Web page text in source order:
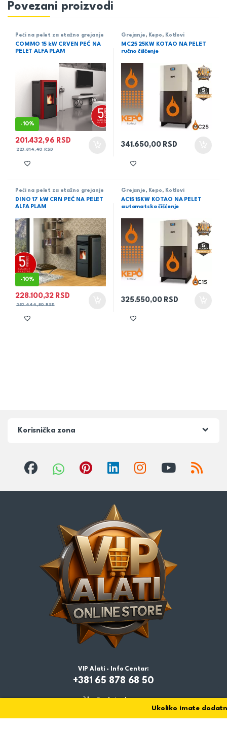
Dodaj u korpu
Povezani proizvodi
Peći na pelet za etažno grejanje
COMMO 15 kW CRVEN PEĆ NA
PELET ALFA PLAM
-10%
201.432,96 RSD
223.814,40RSD
Grejanje , Kepo , Kotlovi
MC25 25KW KOTAO NA PELET
ručno čišćenje
341.650,00 RSD
Peći na pelet za etažno grejanje
DINO 17 kW CRN PEĆ NA PELET
ALFA PLAM
-10%
228.100,32 RSD
253.444,80RSD
Grejanje , Kepo , Kotlovi
AC15 15KW KOTAO NA PELET
automatsko čišćenje
325.550,00 RSD
Korisnička zona
VIP Alati - Info Centar:
+381 65 878 68 50
Ukoliko imate